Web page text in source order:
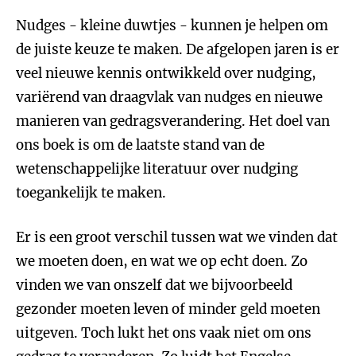
Nudges - kleine duwtjes - kunnen je helpen om
de juiste keuze te maken. De afgelopen jaren is er
veel nieuwe kennis ontwikkeld over nudging,
variërend van draagvlak van nudges en nieuwe
manieren van gedragsverandering. Het doel van
ons boek is om de laatste stand van de
wetenschappelijke literatuur over nudging
toegankelijk te maken.
Er is een groot verschil tussen wat we vinden dat
we moeten doen, en wat we op echt doen. Zo
vinden we van onszelf dat we bijvoorbeeld
gezonder moeten leven of minder geld moeten
uitgeven. Toch lukt het ons vaak niet om ons